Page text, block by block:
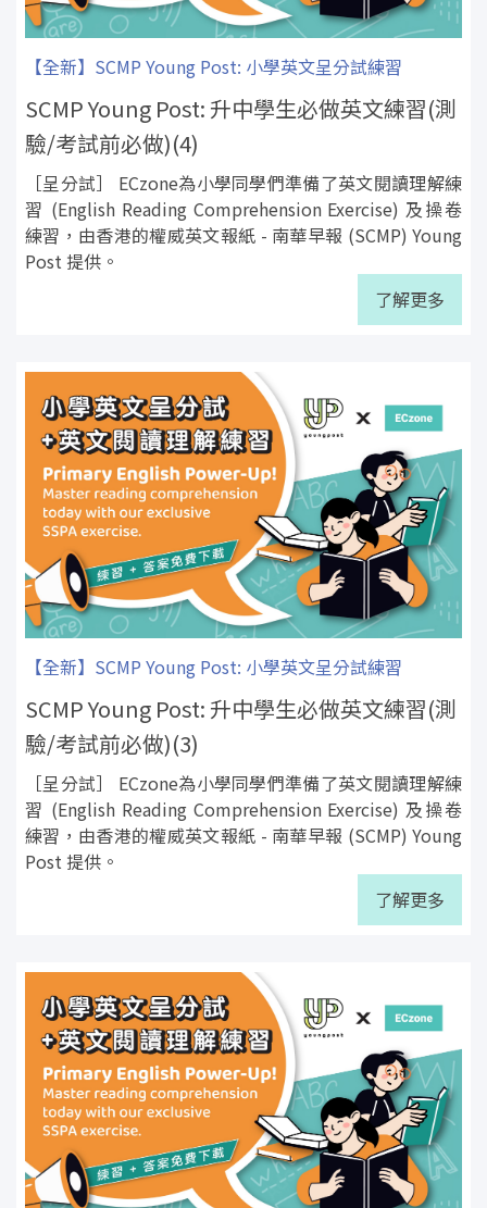
【全新】SCMP Young Post: 小學英文呈分試練習
SCMP Young Post: 升中學生必做英文練習(測
驗/考試前必做)(4)
［呈分試］ ECzone為小學同學們準備了英文閱讀理解練
習 (English Reading Comprehension Exercise) 及操卷
練習，由香港的權威英文報紙 - 南華早報 (SCMP) Young
Post 提供。
了解更多
【全新】SCMP Young Post: 小學英文呈分試練習
SCMP Young Post: 升中學生必做英文練習(測
驗/考試前必做)(3)
［呈分試］ ECzone為小學同學們準備了英文閱讀理解練
習 (English Reading Comprehension Exercise) 及操卷
練習，由香港的權威英文報紙 - 南華早報 (SCMP) Young
Post 提供。
了解更多